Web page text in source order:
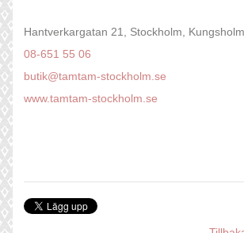
Hantverkargatan 21, Stockholm,
08-651 55 06
butik@tamtam-stockholm.se
www.tamtam-stockholm.se